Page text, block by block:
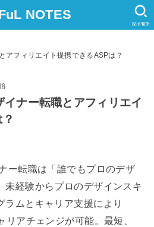
NOTES
SEARCH
アフィリエイト提携できるASPは？
ナー転職とアフィリエイ
ー転職は「誰でもプロのデザ
未経験からプロのデザインスキ
ラムとキャリア支援により
アチェンジが可能。最短、